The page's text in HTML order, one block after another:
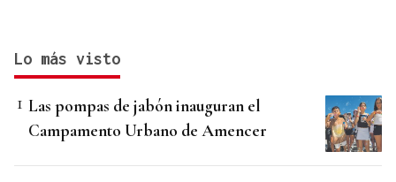
Lo más visto
Las pompas de jabón inauguran el
Campamento Urbano de Amencer